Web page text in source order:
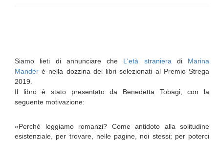
Siamo lieti di annunciare che L'età straniera di Marina
Mander è nella dozzina dei libri selezionati al Premio Strega
2019.
Il libro è stato presentato da Benedetta Tobagi, con la
seguente motivazione:
«Perché leggiamo romanzi? Come antidoto alla solitudine
esistenziale, per trovare, nelle pagine, noi stessi; per poterci